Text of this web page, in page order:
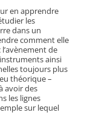
en apprendre
les
dans un
comment elle
de
ainsi
toujours plus
théorique –
avoir des
les lignes
sur lequel